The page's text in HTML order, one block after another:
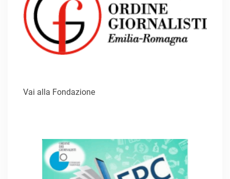
Vai alla Fondazione